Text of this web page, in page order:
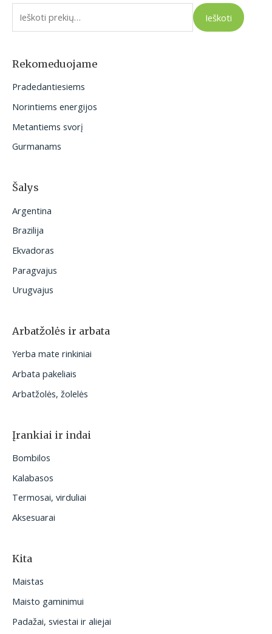
e
o
:
Ieškoti
Rekomeduojame
Pradedantiesiems
Norintiems energijos
Metantiems svorį
Gurmanams
Šalys
Argentina
Brazilija
Ekvadoras
Paragvajus
Urugvajus
Arbatžolės ir arbata
Yerba mate rinkiniai
Arbata pakeliais
Arbatžolės, žolelės
Įrankiai ir indai
Bombilos
Kalabasos
Termosai, virduliai
Aksesuarai
Kita
Maistas
Maisto gaminimui
Padažai, sviestai ir aliejai